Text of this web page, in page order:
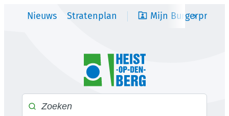
Naar inhoud
scroll
Nieuws Stratenplan Mijn Burgerprofiel
Heist-op-den-Berg